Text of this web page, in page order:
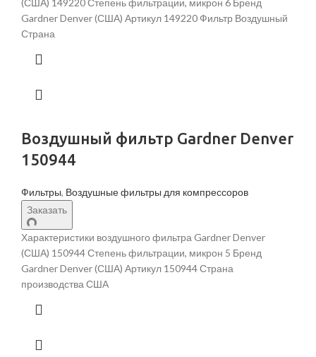
(США) 149220 Степень фильтрации, микрон 6 Бренд
Gardner Denver (США) Артикул 149220 Фильтр Воздушный
Страна
Воздушный фильтр Gardner Denver
150944
Фильтры, Воздушные фильтры для компрессоров
Заказать
Характеристики воздушного фильтра Gardner Denver
(США) 150944 Степень фильтрации, микрон 5 Бренд
Gardner Denver (США) Артикул 150944 Страна
производства США